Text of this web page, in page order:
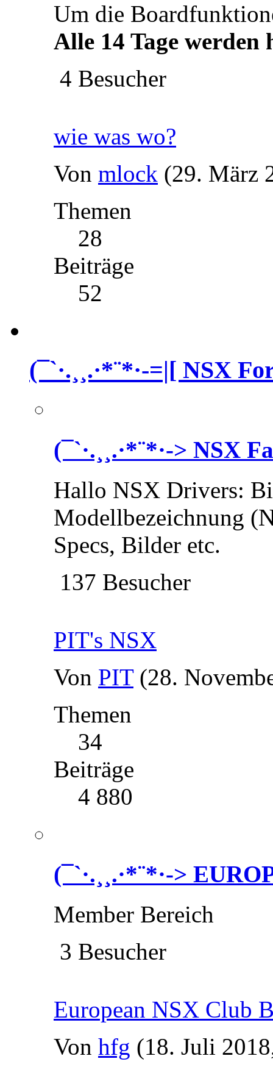
Um die
Alle 14 Tage werden
4 Besucher
wie was wo?
Von mlock (29. März
Themen
28
Beiträge
52
(¯`·.¸¸.·*¨*·-=|[ NSX
(¯`·.¸¸.·*¨*·-> NSX
Hallo NSX Drivers:
Modellbezeichnung
Specs, Bilder etc.
137 Besucher
PIT's NSX
Von PIT (28.
Themen
34
Beiträge
4 880
(¯`·.¸¸.·*¨*·->
Member Bereich
3 Besucher
European NSX Club
Von hfg (18. Juli